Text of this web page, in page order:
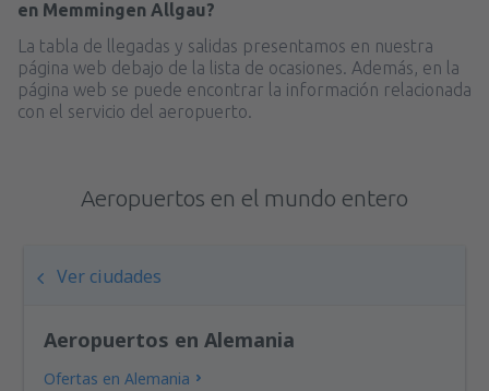
en Memmingen Allgau?
La tabla de llegadas y salidas presentamos en nuestra
página web debajo de la lista de ocasiones. Además, en la
página web se puede encontrar la información relacionada
con el servicio del aeropuerto.
Aeropuertos en el mundo entero
Ver ciudades
Aeropuertos en Alemania
Ofertas en Alemania